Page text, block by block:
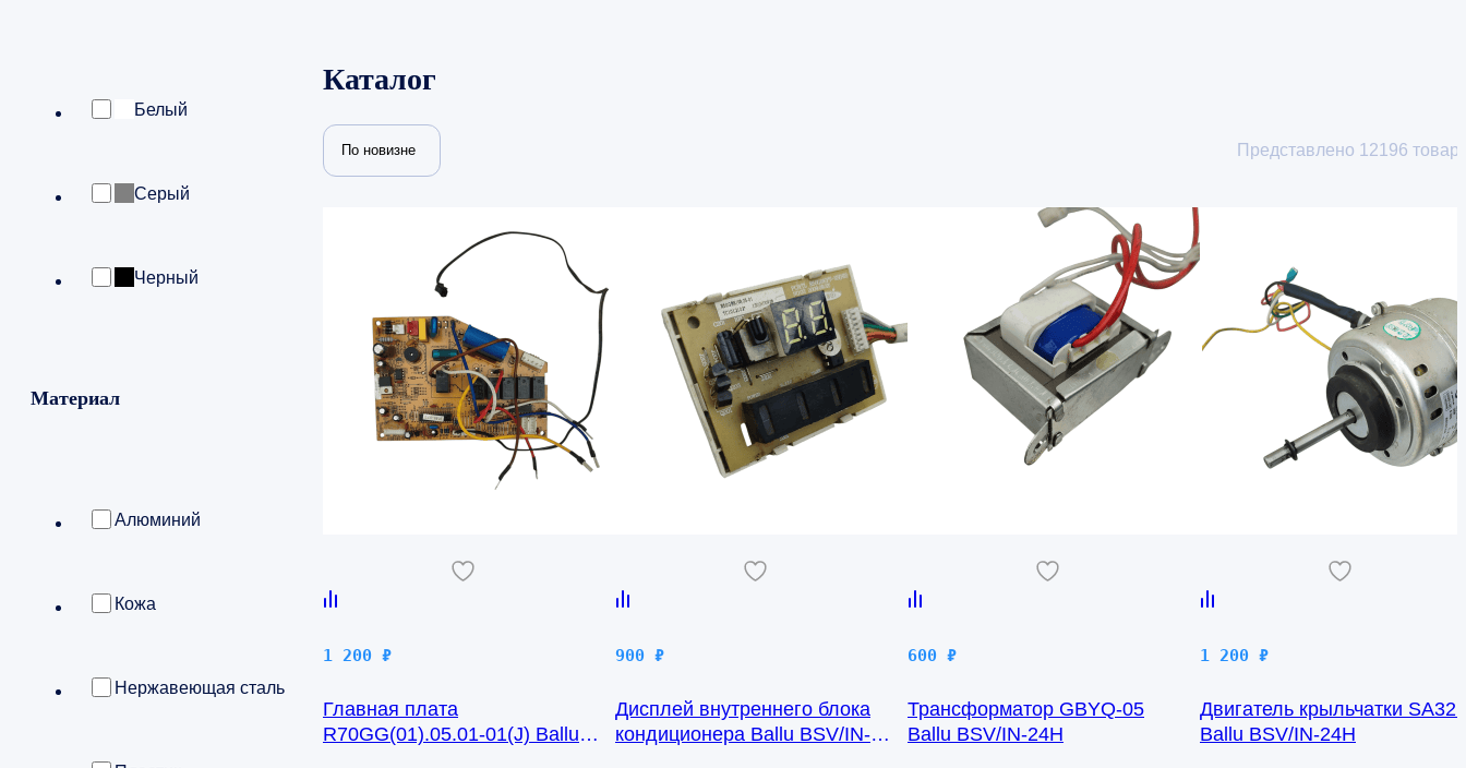
Белый
Серый
Черный
Материал
Алюминий
Кожа
Нержавеющая сталь
Каталог
По новизне Представлено 12196
1 200 ₽
Главная плата
R70GG(01).05.01-01(J) Ballu
900 ₽
Дисплей внутреннего блока
кондиционера Ballu BSV/IN-
600 ₽
Трансформатор GBYQ-05
Ballu BSV/IN-24H
1 200 ₽
Двигатель крыльчатки
Ballu BSV/IN-24H